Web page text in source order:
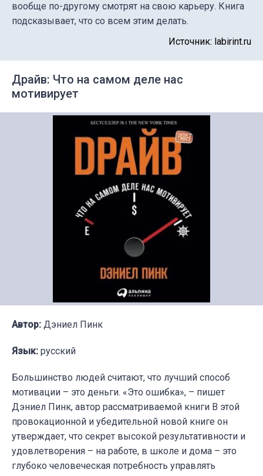
вообще по-другому смотрят на свою карьеру. Книга
подсказывает, что со всем этим делать.
Источник: labirint.ru
Драйв: Что на самом деле нас
мотивирует
Автор: Дэниел Пинк
Язык: русский
Большинство людей считают, что лучший способ
мотивации – это деньги. «Это ошибка», – пишет
Дэниел Пинк, автор рассматриваемой книги В этой
провокационной и убедительной новой книге он
утверждает, что секрет высокой результативности и
удовлетворения – на работе, в школе и дома – это
глубоко человеческая потребность управлять